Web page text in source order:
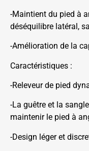
-Maintient du pied à
déséquilibre latéral,
-Amélioration de la
Caractéristiques :
-Releveur de pied
-La guêtre et la
maintenir le pied à
-Design léger et